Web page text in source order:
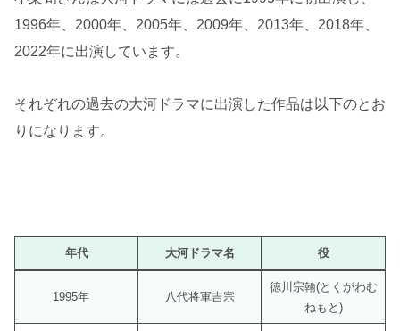
1996年、2000年、2005年、2009年、2013年、2018年、
2022年に出演しています。
それぞれの過去の大河ドラマに出演した作品は以下のとお
りになります。
年代 大河ドラマ名 役
1995年 八代将軍吉宗
徳川宗翰(とくがわむ
ねもと)